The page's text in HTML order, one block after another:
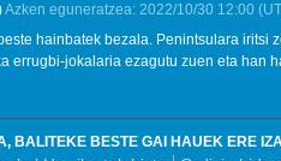
Azken eguneratzea: 2022/10/30 12:00
hainbatek bezala. Penintsulara iritsi
errugbi-jokalaria ezagutu zuen eta han
BALITEKE BESTE GAI HAUEK ERE